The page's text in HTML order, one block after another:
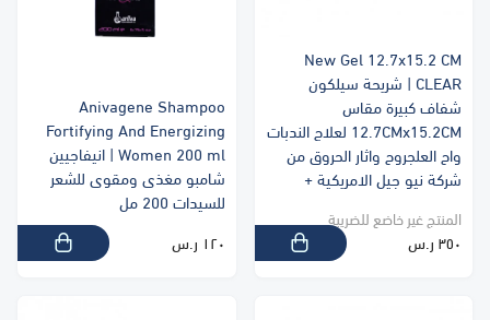
New Gel 12.7x15.2 CM
CLEAR | شريحة سيلكون
شفاف كبيرة مقاس
12.7CMx15.2CM لعلاج الندبات
واح العلجروح واثار الحروق من
شركة نيو جيل الامريكية +
المنتج غير خاضع للضريبة
٣٥٠ ر.س
Anivagene Shampoo
Fortifying And Energizing
Women 200 ml | انيفاجيين
شامبو مغذى ومقوى للشعر
للسيدات 200 مل
١٢٠ ر.س